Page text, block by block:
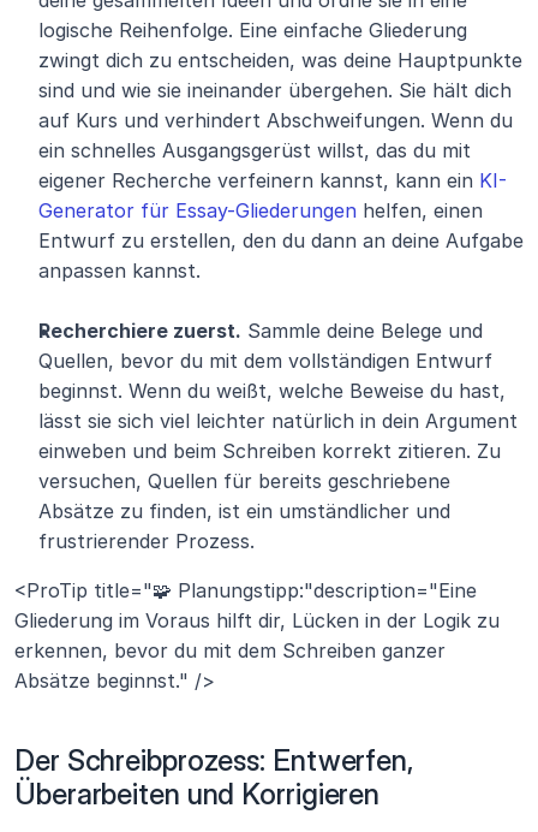
logische Reihenfolge. Eine einfache Gliederung
zwingt dich zu entscheiden, was deine Hauptpunkte
sind und wie sie ineinander übergehen. Sie hält dich
auf Kurs und verhindert Abschweifungen. Wenn du
ein schnelles Ausgangsgerüst willst, das du mit
eigener Recherche verfeinern kannst, kann ein KI-
Generator für Essay-Gliederungen helfen, einen
Entwurf zu erstellen, den du dann an deine Aufgabe
anpassen kannst.
Recherchiere zuerst. Sammle deine Belege und
Quellen, bevor du mit dem vollständigen Entwurf
beginnst. Wenn du weißt, welche Beweise du hast,
lässt sie sich viel leichter natürlich in dein Argument
einweben und beim Schreiben korrekt zitieren. Zu
versuchen, Quellen für bereits geschriebene
Absätze zu finden, ist ein umständlicher und
frustrierender Prozess.
<ProTip title="🧩 Planungstipp:"description="Eine
Gliederung im Voraus hilft dir, Lücken in der Logik zu
erkennen, bevor du mit dem Schreiben ganzer
Absätze beginnst." />
Der Schreibprozess: Entwerfen,
Überarbeiten und Korrigieren